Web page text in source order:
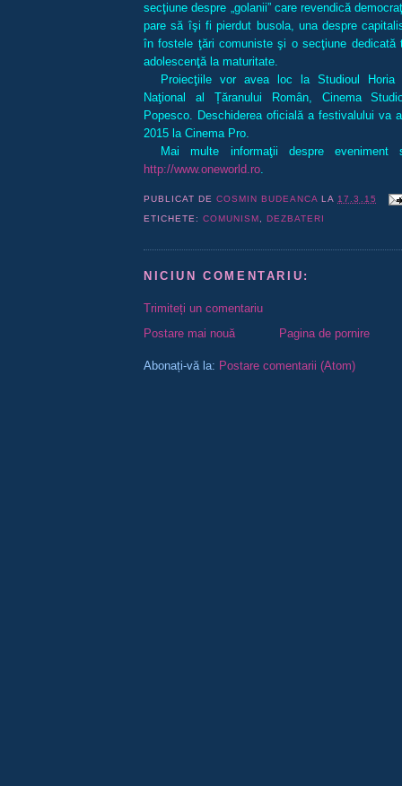
secţiune despre „golanii” care revendică
pare să îşi fi pierdut busola, una despre
în fostele ţări comuniste şi o secţiune dedicată
adolescenţă la maturitate.
Proiecţiile vor avea loc la Studioul Horia
Naţional al Țăranului Român, Cinema
Popesco. Deschiderea oficială a festivalului va
2015 la Cinema Pro.
Mai multe informaţii despre eveniment
http://www.oneworld.ro
PUBLICAT DECOSMIN BUDEANCA LA17.3.15
ETICHETE:COMUNISM,DEZBATERI
NICIUN COMENTARIU:
Trimiteți un comentariu
Postare mai nouă
Pagina de pornire
Abonați-vă la: Postare comentarii (Atom)